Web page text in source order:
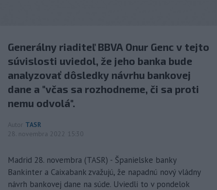
Generálny riaditeľ BBVA Onur Genc v tejto
súvislosti uviedol, že jeho banka bude
analyzovať dôsledky návrhu bankovej
dane a "včas sa rozhodneme, či sa proti
nemu odvolá".
Autor TASR
28. novembra 2022 15:30
Madrid 28. novembra (TASR) - Španielske banky
Bankinter a Caixabank zvažujú, že napadnú nový vládny
návrh bankovej dane na súde. Uviedli to v pondelok